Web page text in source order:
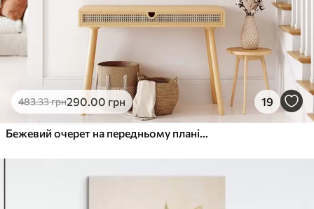
483.33грн290.00 грн 19
Бежевий очерет на передньому плані, з насіннєвими головками, м'який і ніжний, розмитий фон і світле небо